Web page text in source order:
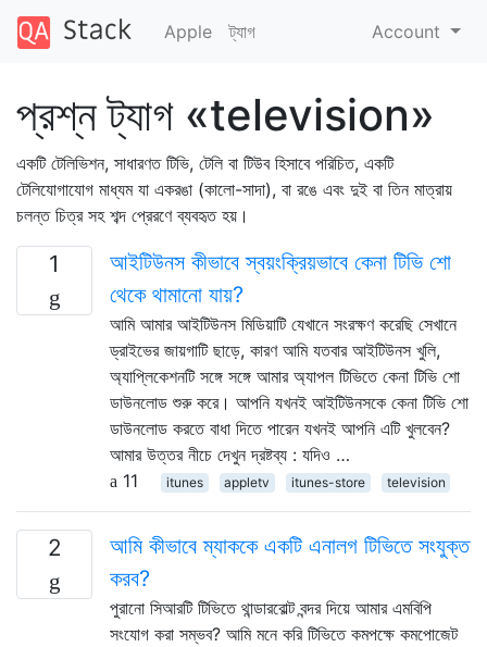
Apple ট্যাগ Account
প্রশ্ন ট্যাগ «television»
একটি টেলিভিশন, সাধারণত টিভি, টেলি বা টিউব হিসাবে পরিচিত, একটি
টেলিযোগাযোগ মাধ্যম যা একরঙা (কালো-সাদা), বা রঙে এবং দুই বা তিন মাত্রায়
চলন্ত চিত্র সহ শব্দ প্রেরণে ব্যবহৃত হয়।
1
আইটিউনস কীভাবে স্বয়ংক্রিয়ভাবে কেনা টিভি শো
থেকে থামানো যায়?
আমি আমার আইটিউনস মিডিয়াটি যেখানে সংরক্ষণ করেছি সেখানে
ড্রাইভের জায়গাটি ছাড়ে, কারণ আমি যতবার আইটিউনস খুলি,
অ্যাপ্লিকেশনটি সঙ্গে সঙ্গে আমার অ্যাপল টিভিতে কেনা টিভি শো
ডাউনলোড শুরু করে। আপনি যখনই আইটিউনসকে কেনা টিভি শো
ডাউনলোড করতে বাধা দিতে পারেন যখনই আপনি এটি খুলবেন?
আমার উত্তর নীচে দেখুন দ্রষ্টব্য : যদিও …
11
itunes appletv itunes-store television
2
আমি কীভাবে ম্যাককে একটি এনালগ টিভিতে সংযুক্ত
করব?
পুরানো সিআরটি টিভিতে থান্ডারবোল্ট বন্দর দিয়ে আমার এমবিপি
সংযোগ করা সম্ভব? আমি মনে করি টিভিতে কমপক্ষে কমপোজেট